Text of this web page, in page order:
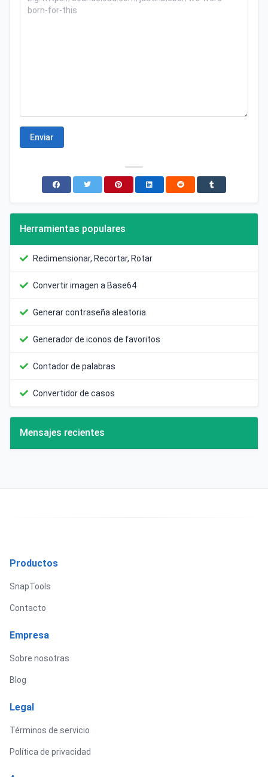
Enviar
Herramientas populares
Redimensionar, Recortar, Rotar
Convertir imagen a Base64
Generar contraseña aleatoria
Generador de iconos de favoritos
Contador de palabras
Convertidor de casos
Mensajes recientes
Productos
SnapTools
Contacto
Empresa
Sobre nosotras
Blog
Legal
Términos de servicio
Política de privacidad